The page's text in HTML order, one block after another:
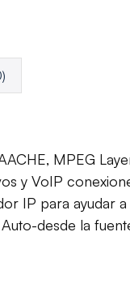
MPEG
y VoIP
IP para ayudar
desde la